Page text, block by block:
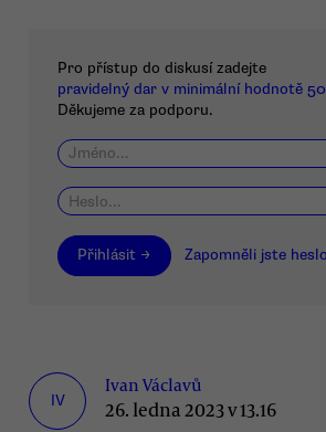
Pro přístup do diskusí zadejte
pravidelný dar v minimální hodnotě
Děkujeme za podporu.
Přihlásit → Zapomněli jste
IV
Ivan Václavů
26. ledna 2023 v 13.16